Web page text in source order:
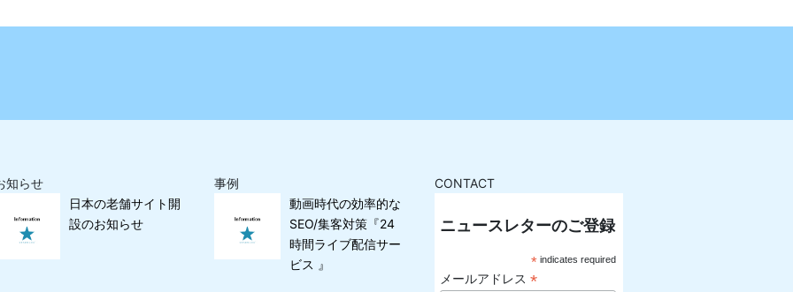
知らせ
日本の老舗サイト開
設のお知らせ
事例
動画時代の効率的な
SEO/集客対策『24
時間ライブ配信サー
ビス 』
CONTACT
ニュースレターのご登録
*indicates required
メールアドレス*